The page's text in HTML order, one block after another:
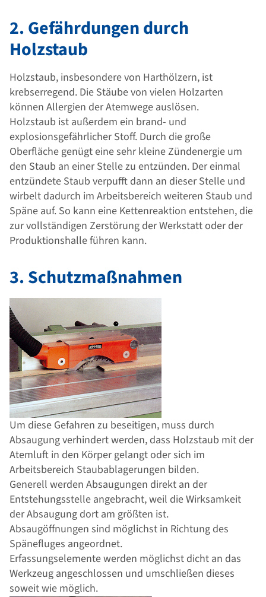
2. Gefährdungen durch
Holzstaub
Holzstaub, insbesondere von Harthölzern, ist
krebserregend. Die Stäube von vielen Holzarten
können Allergien der Atemwege auslösen.
Holzstaub ist außerdem ein brand- und
explosionsgefährlicher Stoff. Durch die große
Oberfläche genügt eine sehr kleine Zündenergie um
den Staub an einer Stelle zu entzünden. Der einmal
entzündete Staub verpufft dann an dieser Stelle und
wirbelt dadurch im Arbeitsbereich weiteren Staub und
Späne auf. So kann eine Kettenreaktion entstehen, die
zur vollständigen Zerstörung der Werkstatt oder der
Produktionshalle führen kann.
3. Schutzmaßnahmen
Um diese Gefahren zu beseitigen, muss durch
Absaugung verhindert werden, dass Holzstaub mit der
Atemluft in den Körper gelangt oder sich im
Arbeitsbereich Staubablagerungen bilden.
Generell werden Absaugungen direkt an der
Entstehungsstelle angebracht, weil die Wirksamkeit
der Absaugung dort am größten ist.
Absaugöffnungen sind möglichst in Richtung des
Spänefluges angeordnet.
Erfassungselemente werden möglichst dicht an das
Werkzeug angeschlossen und umschließen dieses
soweit wie möglich.